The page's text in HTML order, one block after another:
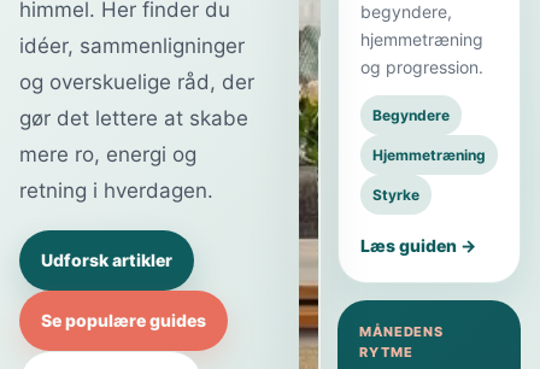
himmel. Her finder du
idéer, sammenligninger
og overskuelige råd, der
gør det lettere at skabe
mere ro, energi og
retning i hverdagen.
Udforsk artikler
Se populære guides
UGENS
LÆSNING
Nordisk
minimalisme
praksis:
Skab
ro
og
funktion
begyndere,
hjemmetræning
og progression.
Begyndere
Hjemmetræning
Styrke
Læs guiden →
MÅNEDENS
RYTME